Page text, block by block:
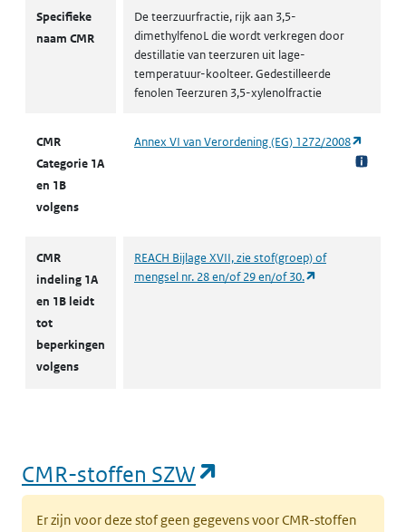
Specifieke
naam CMR
De teerzuurfractie, rijk aan 3,5-
dimethylfenoL die wordt verkregen door
destillatie van teerzuren uit lage-
temperatuur-koolteer. Gedestilleerde
fenolen Teerzuren 3,5-xylenolfractie
CMR
Categorie 1A
en 1B
volgens
Annex VI van Verordening (EG) 1272/2008
CMR
indeling 1A
en 1B leidt
tot
beperkingen
volgens
REACH Bijlage XVII, zie stof(groep) of
mengsel nr. 28 en/of 29 en/of 30.
CMR-stoffen SZW
Er zijn voor deze stof geen gegevens voor CMR-stoffen